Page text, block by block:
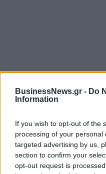
BusinessNews.gr - Do
Information
If you wish to opt-out of the
processing of your
targeted advertising by us,
section to confirm your
opt-out request is
ΡΟΗ ΕΙΔΗΣΕΩΝ
Χρηματιστήριο: Στις
Δείκτης Τιμών, με
10/08/2026 - 11:10 ΟΙΚΟΝΟΜΙΑ
Συνάλλαγμα: Το ευρώ